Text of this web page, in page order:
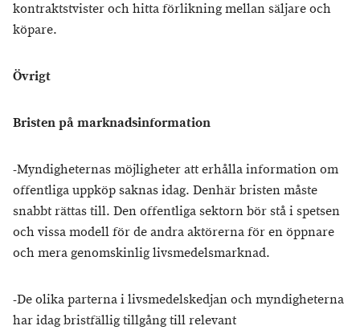
kontraktstvister och hitta förlikning mellan säljare och
köpare.
Övrigt
Bristen på marknadsinformation
-Myndigheternas möjligheter att erhålla information om
offentliga uppköp saknas idag. Denhär bristen måste
snabbt rättas till. Den offentliga sektorn bör stå i spetsen
och vissa modell för de andra aktörerna för en öppnare
och mera genomskinlig livsmedelsmarknad.
-De olika parterna i livsmedelskedjan och myndigheterna
har idag bristfällig tillgång till relevant